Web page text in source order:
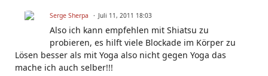
Serge Sherpa Juli 11, 2011 18:03
Also ich kann empfehlen mit Shiatsu zu
probieren, es hilft viele Blockade im Körper zu
Lösen besser als mit Yoga also nicht gegen Yoga das
mache ich auch selber!!!